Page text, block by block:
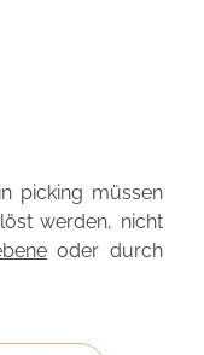
picking müssen
werden, nicht
oder durch